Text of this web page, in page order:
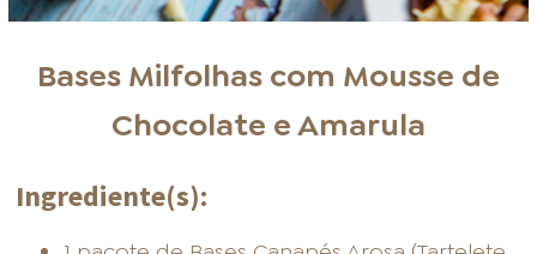
Bases Milfolhas com Mousse de
Chocolate e Amarula
Ingrediente(s):